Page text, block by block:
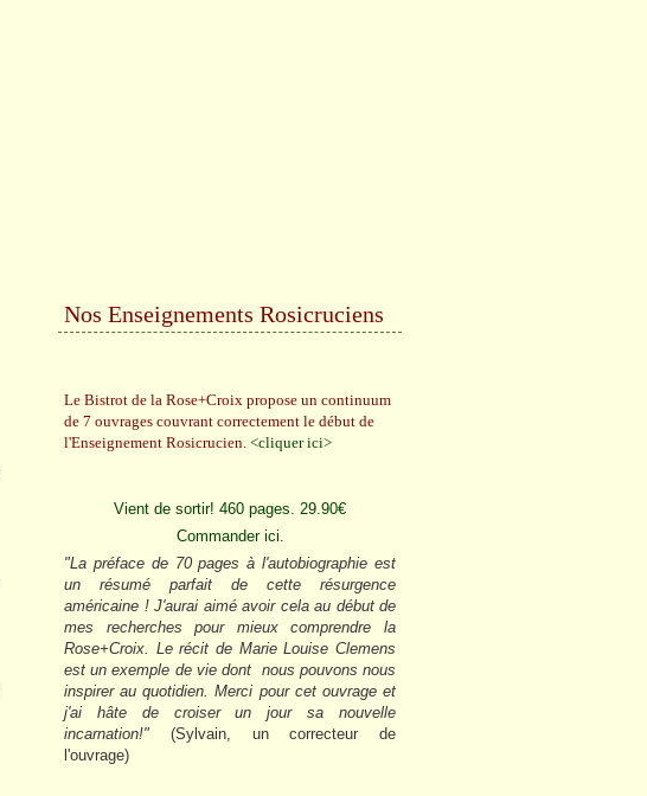
Nos Enseignements Rosicruciens
Le Bistrot de la Rose+Croix propose un continuum
de 7 ouvrages couvrant correctement le début de
l'Enseignement Rosicrucien. <cliquer ici>
Vient de sortir! 460 pages. 29.90€
Commander ici.
"La préface de 70 pages à l'autobiographie est
un résumé parfait de cette résurgence
américaine ! J'aurai aimé avoir cela au début de
mes recherches pour mieux comprendre la
Rose+Croix. Le récit de Marie Louise Clemens
est un exemple de vie dont nous pouvons nous
inspirer au quotidien. Merci pour cet ouvrage et
j'ai hâte de croiser un jour sa nouvelle
incarnation!" (Sylvain, un correcteur de
l'ouvrage)